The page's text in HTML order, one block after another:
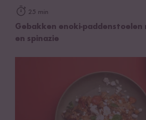
25 min
Gebakken enoki-paddenstoelen
en spinazie